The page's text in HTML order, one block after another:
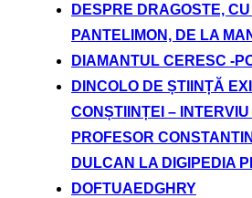
DESPRE DRAGOSTE,
PANTELIMON, DE LA
DIAMANTUL CERESC -
DINCOLO DE ȘTIINȚĂ
CONȘTIINȚEI –
PROFESOR
DULCAN LA DIGIPEDIA
DOFTUAEDGHRY